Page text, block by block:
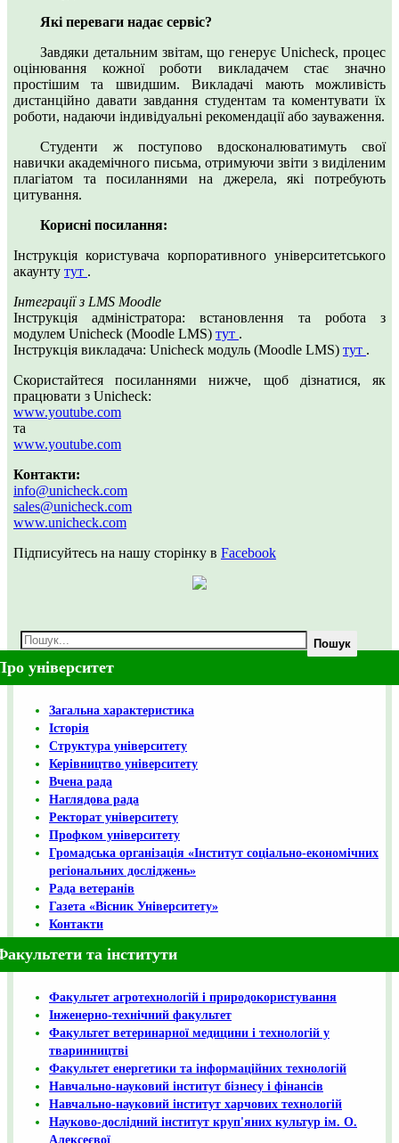
Які переваги надає сервіс?
Завдяки детальним звітам, що генерує Unicheck, процес
оцінювання кожної роботи викладачем стає значно
простішим та швидшим. Викладачі мають можливість
дистанційно давати завдання студентам та коментувати їх
роботи, надаючи індивідуальні рекомендації або зауваження.
Студенти ж поступово вдосконалюватимуть свої
навички академічного письма, отримуючи звіти з виділеним
плагіатом та посиланнями на джерела, які потребують
цитування.
Корисні посилання:
Інструкція користувача корпоративного університетського
акаунту тут .
Інтеграції з LMS Moodle
Інструкція адміністратора: встановлення та робота з
модулем Unicheck (Moodle LMS) тут .
Інструкція викладача: Unicheck модуль (Moodle LMS) тут .
Скористайтеся посиланнями нижче, щоб дізнатися, як
працювати з Unicheck:
www.youtube.com
та
www.youtube.com
Контакти:
info@unicheck.com
sales@unicheck.com
www.unicheck.com
Підписуйтесь на нашу сторінку в Facebook
Пошук
університет
Загальна характеристика
Історія
Структура університету
Керівництво університету
Вчена рада
Наглядова рада
Ректорат університету
Профком університету
Громадська організація «Інститут соціально-економічних
регіональних досліджень»
Рада ветеранів
Газета «Вісник Університету»
Контакти
та інститути
Факультет агротехнологій і природокористування
Інженерно-технічний факультет
Факультет ветеринарної медицини і технологій у
тваринництві
Факультет енергетики та інформаційних технологій
Навчально-науковий інститут бізнесу і фінансів
Навчально-науковий інститут харчових технологій
Науково-дослідний інститут круп'яних культур ім. О.
Алексеєвої